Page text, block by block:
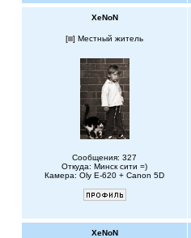
XeNoN
[ ] Местный житель
Сообщения: 327
Откуда: Минск сити =)
Камера: Oly E-620 + Canon 5D
XeNoN